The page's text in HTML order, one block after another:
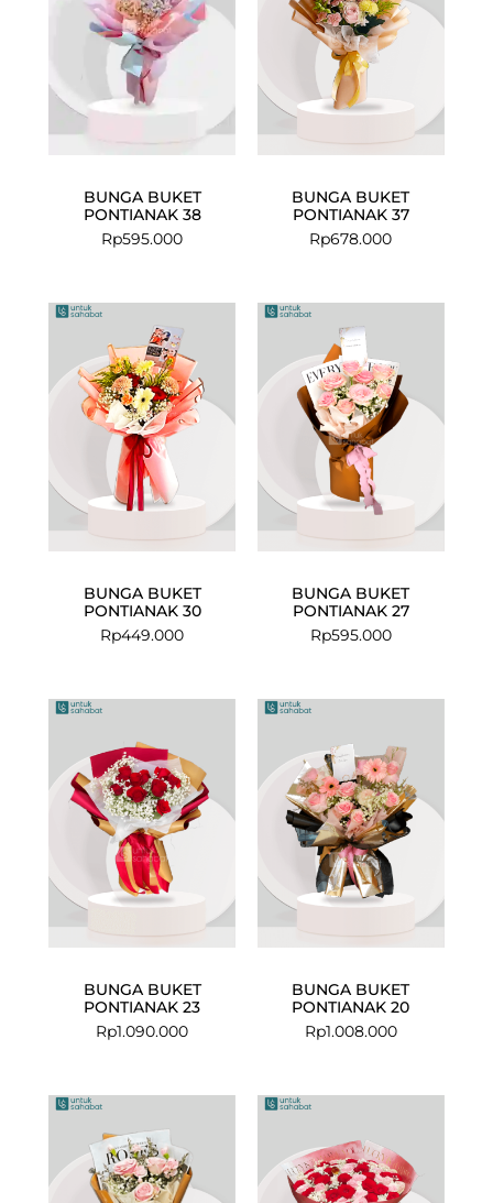
BUNGA BUKET
PONTIANAK 38
Rp595.000
BUNGA BUKET
PONTIANAK 37
Rp678.000
BUNGA BUKET
PONTIANAK 30
Rp449.000
BUNGA BUKET
PONTIANAK 27
Rp595.000
BUNGA BUKET
PONTIANAK 23
Rp1.090.000
BUNGA BUKET
PONTIANAK 20
Rp1.008.000